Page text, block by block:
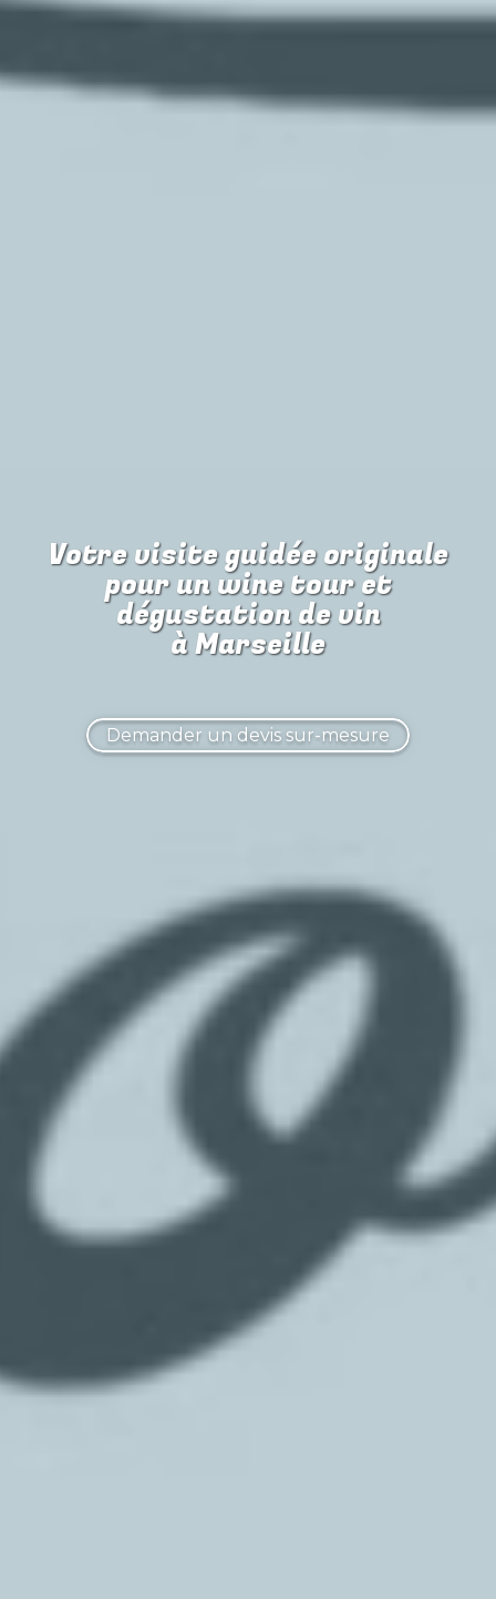
Votre visite guidée originale
pourun wine tour et
dégustation de vin
à Marseille
Demander un devis sur-mesure